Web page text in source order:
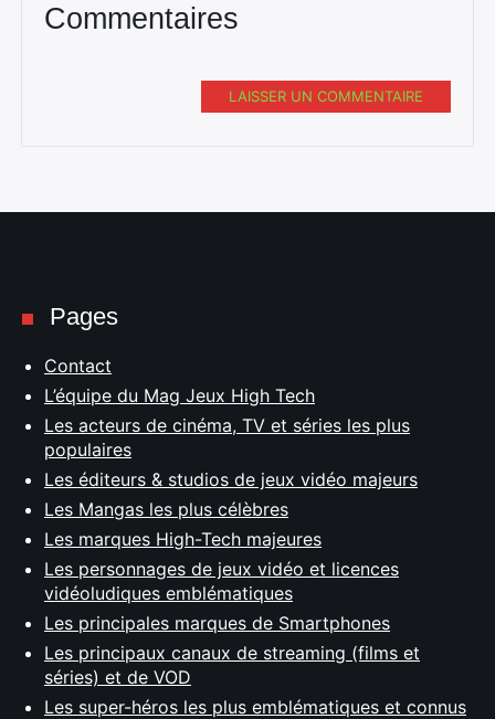
Commentaires
LAISSER UN COMMENTAIRE
Pages
Contact
L’équipe du Mag Jeux High Tech
Les acteurs de cinéma, TV et séries les plus
populaires
Les éditeurs & studios de jeux vidéo majeurs
Les Mangas les plus célèbres
Les marques High-Tech majeures
Les personnages de jeux vidéo et licences
vidéoludiques emblématiques
Les principales marques de Smartphones
Les principaux canaux de streaming (films et
séries) et de VOD
Les super-héros les plus emblématiques et connus